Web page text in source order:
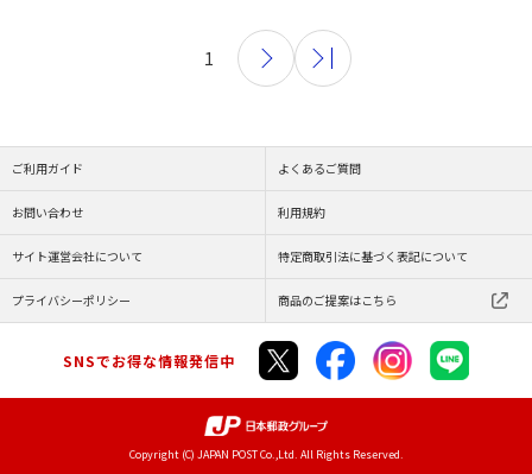
1
ご利用ガイド よくあるご質問
お問い合わせ 利用規約
サイト運営会社について 特定商取引法に基づく表記について
プライバシーポリシー 商品のご提案はこちら
SNSでお得な情報発信中
Copyright (C) JAPAN POST Co.,Ltd. All Rights Reserved.